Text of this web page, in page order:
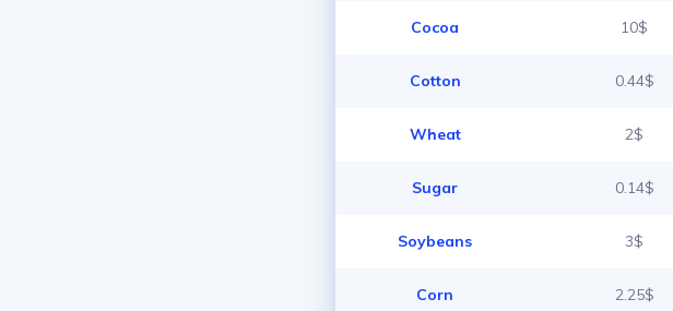
Cocoa 10$
Cotton 0.44$
Wheat 2$
Sugar 0.14$
Soybeans 3$
Corn 2.25$